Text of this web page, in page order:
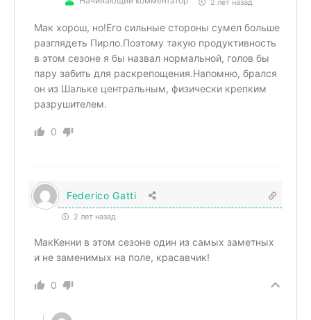
2 лет назад
Мак хорош, но!Его сильные стороны сумел больше
разглядеть Пирло.Поэтому такую продуктивность
в этом сезоне я бы назвал нормальной, голов бы
пару забить для раскрепощения.Напомню, брался
он из Шальке центральным, физически крепким
разрушителем.
0
Federico Gatti
2 лет назад
МакКенни в этом сезоне один из самых заметных
и не заменимых на поле, красавчик!
0